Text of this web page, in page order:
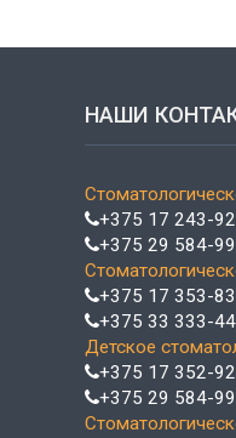
НАШИ
+375 17 243-
+375 29 584-
+375 17 353-
+375 33 333-
Детское
+375 17 352-
+375 29 584-